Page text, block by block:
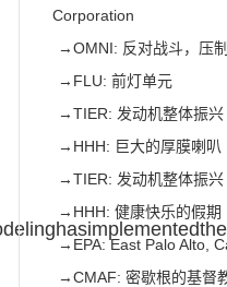
Corporation
→OMNI: 反对战斗，压
→ FLU: 前灯单元
→TIER: 发动机整体振兴
→ HHH: 巨大的厚膜喇叭
→TIER: 发动机整体振兴
→ HHH: 健康快乐的假期
→ EPA: East Palo Alto,
→CMAF: 密歇根的基督